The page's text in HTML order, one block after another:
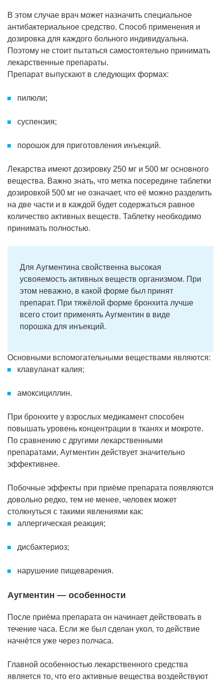
В этом случае врач может назначить специальное
антибактериальное средство. Способ применения и
дозировка для каждого больного индивидуальна.
Поэтому не стоит пытаться самостоятельно принимать
лекарственные препараты.
Препарат выпускают в следующих формах:
пилюли;
суспензия;
порошок для приготовления инъекций.
Лекарства имеют дозировку 250 мг и 500 мг основного
вещества. Важно знать, что метка посередине таблетки
дозировкой 500 мг не означает, что её можно разделить
на две части и в каждой будет содержаться равное
количество активных веществ. Таблетку необходимо
принимать полностью.
Для Аугментина свойственна высокая
усвояемость активных веществ организмом. При
этом неважно, в какой форме был принят
препарат. При тяжёлой форме бронхита лучше
всего стоит применять Аугментин в виде
порошка для инъекций.
Основными вспомогательными веществами являются:
клавуланат калия;
амоксициллин.
При бронхите у взрослых медикамент способен
повышать уровень концентрации в тканях и мокроте.
По сравнению с другими лекарственными
препаратами, Аугментин действует значительно
эффективнее.
Побочные эффекты при приёме препарата появляются
довольно редко, тем не менее, человек может
столкнуться с такими явлениями как:
аллергическая реакция;
дисбактериоз;
нарушение пищеварения.
Аугментин — особенности
После приёма препарата он начинает действовать в
течение часа. Если же был сделан укол, то действие
начнётся уже через полчаса.
Главной особенностью лекарственного средства
является то, что его активные вещества воздействуют